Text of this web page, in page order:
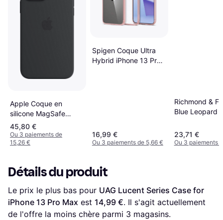
Apple Coque en
silicone MagSafe
iPhone 13 Pro Max
Rouge
45,80 €
Ou 3 paiements de
15,26 €
Spigen Coque Ultra
Hybrid iPhone 13 Pro
16,99 €
Ou 3 paiements de 5,66 €
Richmond &
Blue Leopard
23,71 €
Ou 3 paiements
Détails du produit
Le prix le plus bas pour UAG Lucent Series Case for
iPhone 13 Pro Max est 14,99 €. Il s'agit actuellement
de l'offre la moins chère parmi 3 magasins.